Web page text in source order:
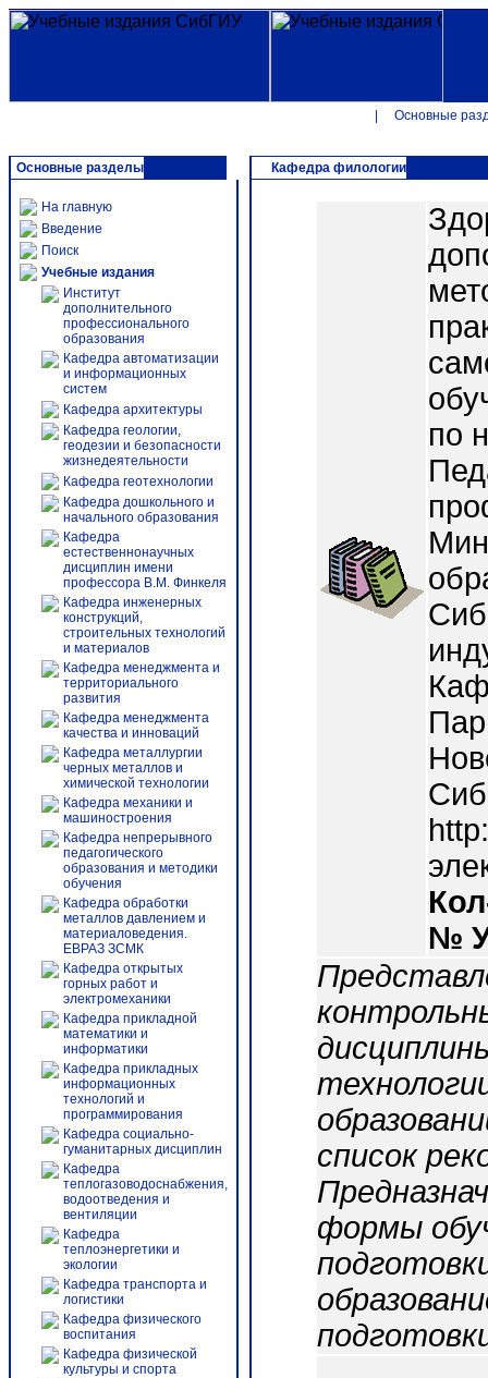
Основные
Основные разделы
На главную
Введение
Поиск
Учебные издания
Институт
дополнительного
профессионального
образования
Кафедра автоматизации
и информационных
систем
Кафедра архитектуры
Кафедра геологии,
геодезии и безопасности
жизнедеятельности
Кафедра геотехнологии
Кафедра дошкольного и
начального образования
Кафедра
естественнонаучных
дисциплин имени
профессора В.М. Финкеля
Кафедра инженерных
конструкций,
строительных технологий
и материалов
Кафедра менеджмента и
территориального
развития
Кафедра менеджмента
качества и инноваций
Кафедра металлургии
черных металлов и
химической технологии
Кафедра механики и
машиностроения
Кафедра непрерывного
педагогического
образования и методики
обучения
Кафедра обработки
металлов давлением и
материаловедения.
ЕВРАЗ ЗСМК
Кафедра открытых
горных работ и
электромеханики
Кафедра прикладной
математики и
информатики
Кафедра прикладных
информационных
технологий и
программирования
Кафедра социально-
гуманитарных дисциплин
Кафедра
теплогазоводоснабжения,
водоотведения и
вентиляции
Кафедра
теплоэнергетики и
экологии
Кафедра транспорта и
логистики
Кафедра физического
воспитания
Кафедра физической
культуры и спорта
Кафедра филологии
по
№
список
формы